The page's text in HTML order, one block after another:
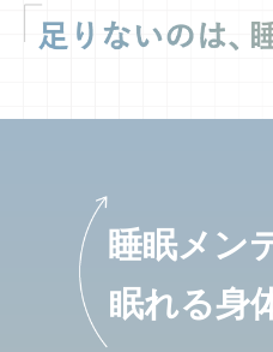
睡眠メン
眠れる身